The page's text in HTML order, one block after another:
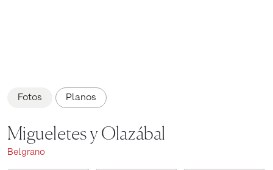
Fotos Planos
Migueletes y Olazábal
Belgrano